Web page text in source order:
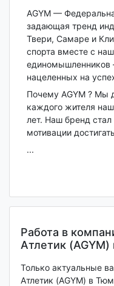
AGYM —
задающая тренд
Твери, Самаре и
спорта вместе с
единомышленников
нацеленных на
Почему AGYM ? Мы
каждого жителя
лет. Наш бренд
мотивации
...
Работа в
Атлетик
Только актуальные
Атлетик (AGYM) в